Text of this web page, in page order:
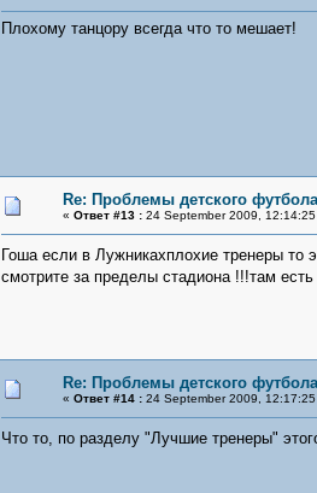
Плохому танцору всегда что то мешает!
Re: Проблемы детского футбола
« Ответ #13 :24 September 2009, 12:14:25
Гоша если в Лужникахплохие тренеры
смотрите за пределы стадиона !!!там
Re: Проблемы детского футбола
« Ответ #14 :24 September 2009, 12:17:25
Что то, по разделу "Лучшие тренеры"